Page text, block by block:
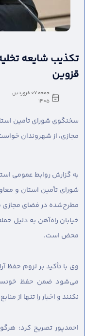
تکذیب شایعه
قزوین
جمعه 07 فروردین
1405
سخنگوی شورای تأمین
مجازی، از شهروندان
به گزارش روابط عمومی
شورای تأمین استان و
مطرح‌شده در فضای مجازی
خیابان راه‌آهن به دلیل
محض است.
وی با تأکید بر لزوم حفظ
می‌شود ضمن حفظ
نکنند و اخبار را تنها از
احمدپور تصریح کرد: